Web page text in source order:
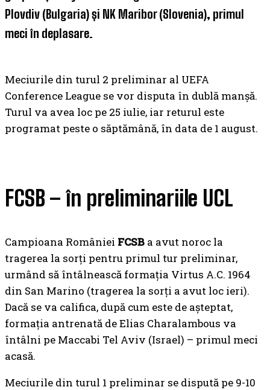
Plovdiv (Bulgaria) și NK Maribor (Slovenia), primul
meci în deplasare.
Meciurile din turul 2 preliminar al UEFA
Conference League se vor disputa în dublă manșă.
Turul va avea loc pe 25 iulie, iar returul este
programat peste o săptămână, în data de 1 august.
FCSB – în preliminariile UCL
Campioana României FCSB a avut noroc la
tragerea la sorți pentru primul tur preliminar,
urmând să întâlnească formația Virtus A.C. 1964
din San Marino (tragerea la sorți a avut loc ieri).
Dacă se va califica, după cum este de așteptat,
formația antrenată de Elias Charalambous va
întâlni pe Maccabi Tel Aviv (Israel) – primul meci
acasă.
Meciurile din turul 1 preliminar se dispută pe 9-10